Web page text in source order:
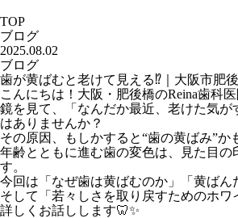
TOP
ブログ
2025.08.02
ブログ
歯が黄ばむと老けて見える⁉️｜大阪市肥
こんにちは！大阪・肥後橋のReina歯科
鏡を見て、「なんだか最近、老けた気
はありませんか？
その原因、もしかすると“歯の黄ばみ”か
年齢とともに進む歯の変色は、見た目の
す。
今回は「なぜ歯は黄ばむのか」「黄ばん
そして「若々しさを取り戻すためのホワ
詳しくお話しします🦷✨